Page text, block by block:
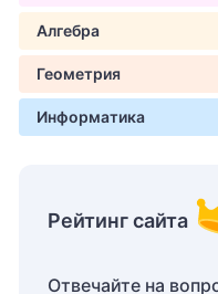
Алгебра
Геометрия
Информатика
Рейтинг сайта
Отвечайте на